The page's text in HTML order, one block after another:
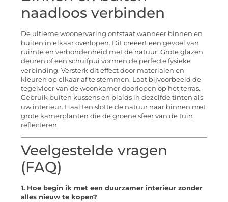
naadloos verbinden
De ultieme woonervaring ontstaat wanneer binnen en
buiten in elkaar overlopen. Dit creëert een gevoel van
ruimte en verbondenheid met de natuur. Grote glazen
deuren of een schuifpui vormen de perfecte fysieke
verbinding. Versterk dit effect door materialen en
kleuren op elkaar af te stemmen. Laat bijvoorbeeld de
tegelvloer van de woonkamer doorlopen op het terras.
Gebruik buiten kussens en plaids in dezelfde tinten als
uw interieur. Haal ten slotte de natuur naar binnen met
grote kamerplanten die de groene sfeer van de tuin
reflecteren.
Veelgestelde vragen
(FAQ)
1. Hoe begin ik met een duurzamer interieur zonder
alles nieuw te kopen?